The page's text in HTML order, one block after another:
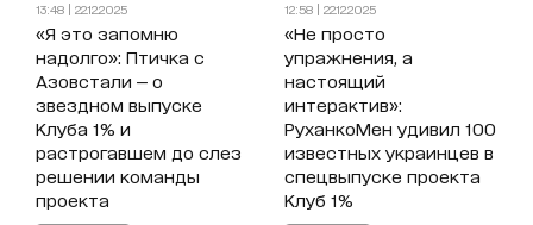
13:48 | 22.12.2025
«Я это запомню
надолго»: Птичка с
Азовстали — о
звездном выпуске
Клуба 1% и
растрогавшем до слез
решении команды
проекта
12:58 | 22.12.2025
«Не просто
упражнения, а
настоящий
интерактив»:
РуханкоМен удивил 100
известных украинцев в
спецвыпуске проекта
Клуб 1%